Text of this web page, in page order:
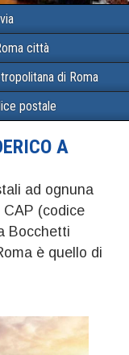
città
di Roma
postale
A
ad ognuna
(codice
Bocchetti
è quello di